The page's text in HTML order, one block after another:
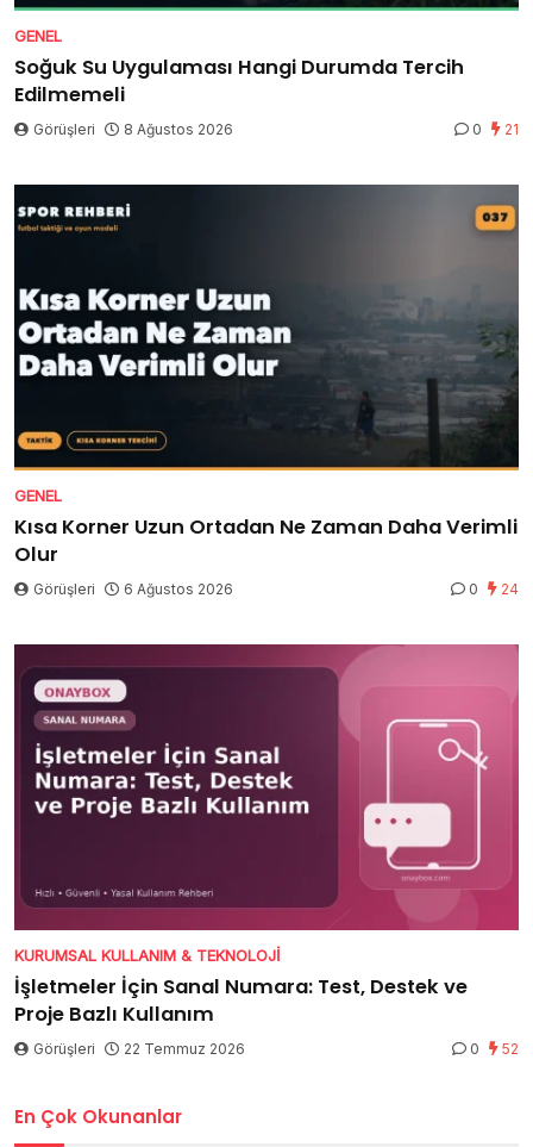
GENEL
Soğuk Su Uygulaması Hangi Durumda Tercih
Edilmemeli
Görüşleri 8 Ağustos 2026 0 21
GENEL
Kısa Korner Uzun Ortadan Ne Zaman Daha Verimli
Olur
Görüşleri 6 Ağustos 2026 0 24
KURUMSAL KULLANIM & TEKNOLOJI
İşletmeler İçin Sanal Numara: Test, Destek ve
Proje Bazlı Kullanım
Görüşleri 22 Temmuz 2026 0 52
En Çok Okunanlar